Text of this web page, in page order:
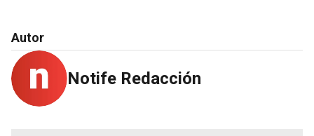
Autor
Notife Redacción